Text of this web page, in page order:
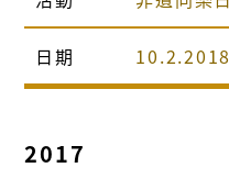
日期 10.2.2018
2017